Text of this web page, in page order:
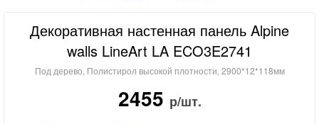
Декоративная настенная панель Alpine
walls LineArt LA ECO3E2741
Под дерево, Полистирол высокой плотности, 2900*12*118мм
2455 р/шт.